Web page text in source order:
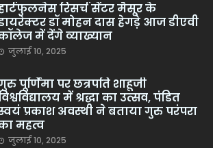
रिसर्च सेंटर मैसूर के
डॉ मोहन दास हेगड़े आज डीएवी
में देंगे व्याख्यान
जुलाई 10, 2025
पूर्णिमा पर छत्रपति शाहूजी
में श्रद्धा का उत्सव, पंडित
प्रकाश अवस्थी ने बताया गुरु परंपरा
महत्व
जुलाई 10, 2025